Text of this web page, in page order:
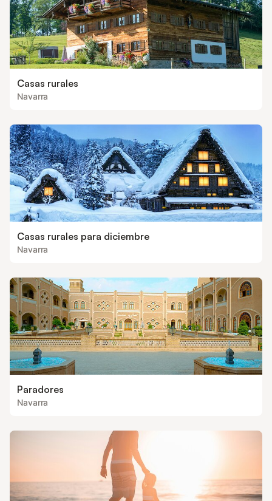
Casas rurales
Navarra
Casas rurales para diciembre
Navarra
Paradores
Navarra